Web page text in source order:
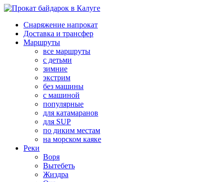
Снаряжение напрокат
Доставка и трансфер
Маршруты
все маршруты
с детьми
зимние
экстрим
без машины
с машиной
популярные
для катамаранов
для SUP
по диким местам
на морском каяке
Реки
Воря
Вытебеть
Жиздра